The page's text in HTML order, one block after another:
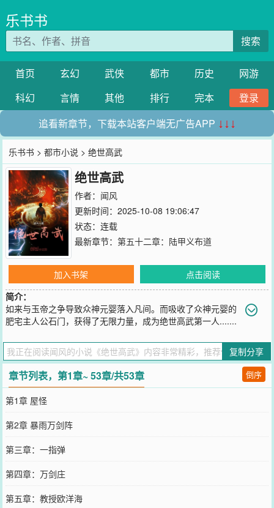
乐书书
搜索
首页 玄幻 武侠 都市 历史
网游
科幻
言情 其他 排行 完本
登录
追看新章节，下载本站客户端无广告APP ↓↓↓
乐书书 >都市小说 > 绝世高武
绝世高武
作者： 闻风
更新时间：2025-10-08 19:06:47
状态：连载
最新章节： 第五十二章：陆甲义布道
加入书架
点击阅读
简介：
如来与玉帝之争导致众神元婴落入凡间。而吸收了众神元婴的
肥宅主人公石门，获得了无限力量，成为绝世高武第一人.......
里的朋友推荐哦！
复制分享
章节列表，第1章~ 53章/共53章 倒序
第1章 屋怪
第2章 暴雨万剑阵
第三章：一指弹
第四章：万剑庄
第五章：教授欧洋海